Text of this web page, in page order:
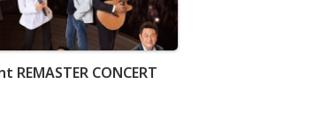
CONCERT